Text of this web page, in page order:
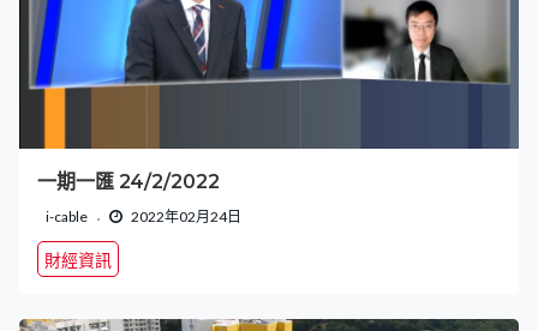
一期一匯 24/2/2022
i-cable 2022年02月24日
財經資訊